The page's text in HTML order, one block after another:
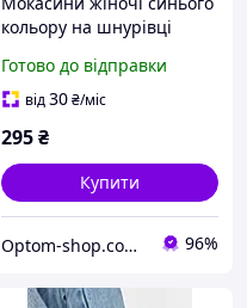
кольору на шнурівці
Готово до відправки
від30₴/міс
295₴
Купити
Optom-shop.com.ua - Оптовий інтернет-магазин: Одежа та взуття оптом, спідня білизна недорого 96%